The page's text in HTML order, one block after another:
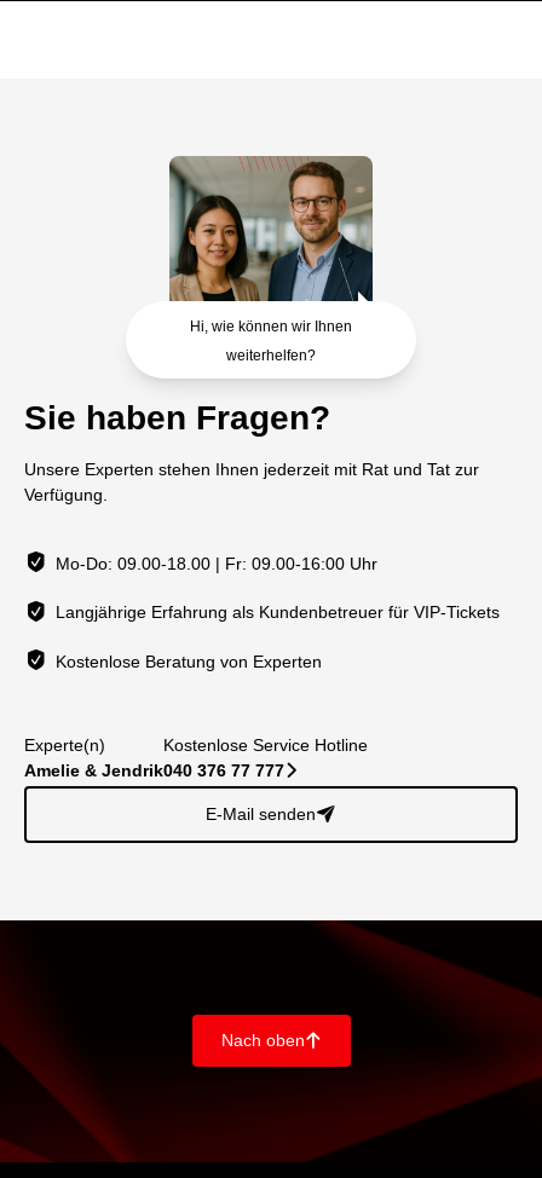
Hi, wie können wir Ihnen
weiterhelfen?
Sie haben Fragen?
Unsere Experten stehen Ihnen jederzeit mit Rat und Tat zur
Verfügung.
Mo-Do: 09.00-18.00 | Fr: 09.00-16:00 Uhr
Langjährige Erfahrung als Kundenbetreuer für VIP-Tickets
Kostenlose Beratung von Experten
Experte(n)
Amelie & Jendrik
Kostenlose Service Hotline
040 376 77 777􀆊
E-Mail senden􀈠
Nach oben􀄨